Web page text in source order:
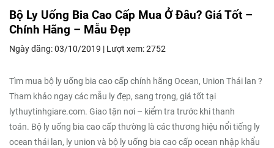
Bộ Ly Uống Bia Cao Cấp Mua Ở Đâu? Giá Tốt –
Chính Hãng – Mẫu Đẹp
Ngày đăng:03/10/2019 | Lượt xem:2752
Tìm mua bộ ly uống bia cao cấp chính hãng Ocean, Union Thái lan ?
Tham khảo ngay các mẫu ly đẹp, sang trọng, giá tốt tại
lythuytinhgiare.com. Giao tận nơi – kiểm tra trước khi thanh
toán. Bộ ly uống bia cao cấp thường là các thương hiệu nổi tiếng ly
ocean thái lan, ly union và bộ ly uống bia cao cấp ocean nhập khẩu